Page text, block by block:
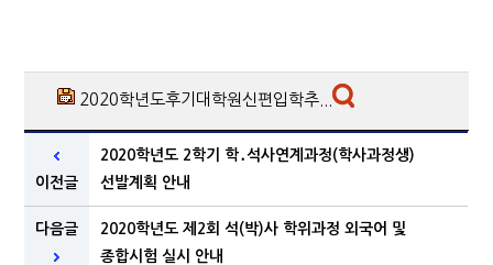
2020학년도후기대학원신편입학추...
이전글
2020학년도 2학기 학․석사연계과정(학사과정생)
선발계획 안내
다음글
2020학년도 제2회 석(박)사 학위과정 외국어 및
종합시험 실시 안내